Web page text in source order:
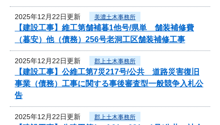
2025年12月22日更新 美濃土木事務所
【建設工事】維工第舗補暮1他号/県単 舗装補修費
（暮安）他（債務）256号老洞工区舗装補修工事
2025年12月22日更新 郡上土木事務所
【建設工事】公維工第7災217号/公共 道路災害復旧
事業（債務）工事に関する事後審査型一般競争入札公
告
2025年12月22日更新 郡上土木事務所